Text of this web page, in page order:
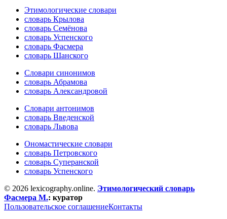
Этимологические словари
словарь Крылова
словарь Семёнова
словарь Успенского
словарь Фасмера
словарь Шанского
Словари синонимов
словарь Абрамова
словарь Александровой
Словари антонимов
словарь Введенской
словарь Львова
Ономастические словари
словарь Петровского
словарь Суперанской
словарь Успенского
© 2026 lexicography.online. Этимологический словарь
Фасмера М.: куратор
Пользовательское соглашениеКонтакты